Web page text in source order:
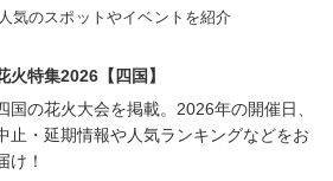
気のスポットやイベントを紹介
火特集2026【四国】
国の花火大会を掲載。2026年の開催日、
止・延期情報や人気ランキングなどをお
け！